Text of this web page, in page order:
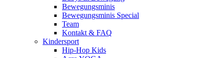
Bewegungsminis
Bewegungsminis Special
Team
Kontakt & FAQ
Kindersport
Hip-Hop Kids